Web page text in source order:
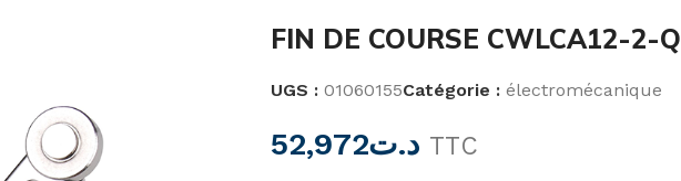
FIN DE COURSE CWLCA12-2-Q
UGS : 01060155Catégorie : électromécanique
د.ت52,972 TTC